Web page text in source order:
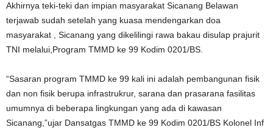
Akhirnya teki-teki dan impian masyarakat Sicanang Belawan
terjawab sudah setelah yang kuasa mendengarkan doa
masyarakat , Sicanang yang dikelilingi rawa bakau disulap prajurit
TNI melalui,Program TMMD ke 99 Kodim 0201/BS.
“Sasaran program TMMD ke 99 kali ini adalah pembangunan fisik
dan non fisik berupa infrastrukrur, sarana dan prasarana fasilitas
umumnya di beberapa lingkungan yang ada di kawasan
Sicanang,”ujar Dansatgas TMMD ke 99 Kodim 0201/BS Kolonel Inf